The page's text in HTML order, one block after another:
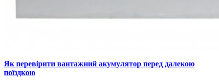
Як перевірити вантажний акумулятор перед далекою
поїздкою